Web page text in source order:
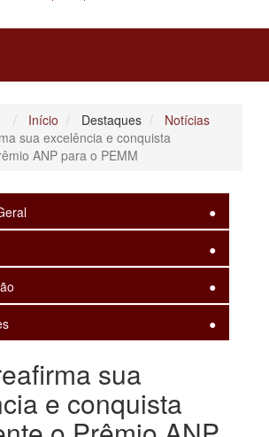
Início Destaques
Notícias
sua excelência e conquista
ANP para o PEMM
sua
e conquista